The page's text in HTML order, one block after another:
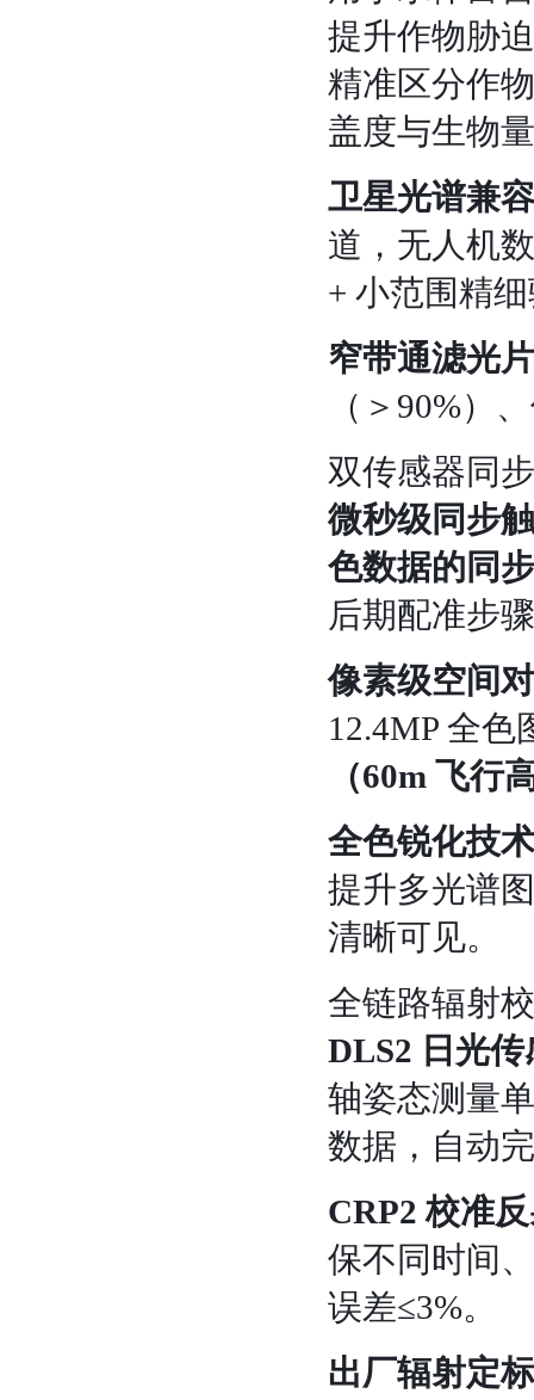
提升作物胁
精准区分作
盖度与生物
卫星光谱兼容
道，无人机
+ 小范围精
窄带通滤光片
（＞90%）
双传感器同
微秒级同步
色数据的同
后期配准步
像素级空间
12.4MP 全
（60m 飞行
全色锐化技术
提升多光谱
清晰可见。
全链路辐射
DLS2 日光传
轴姿态测量
数据，自动
CRP2 校准
保不同时间
误差≤3%。
出厂辐射定标